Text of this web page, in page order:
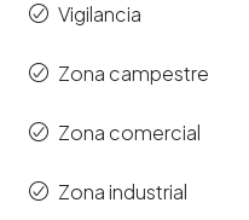
Vigilancia
Zona campestre
Zona comercial
Zona industrial